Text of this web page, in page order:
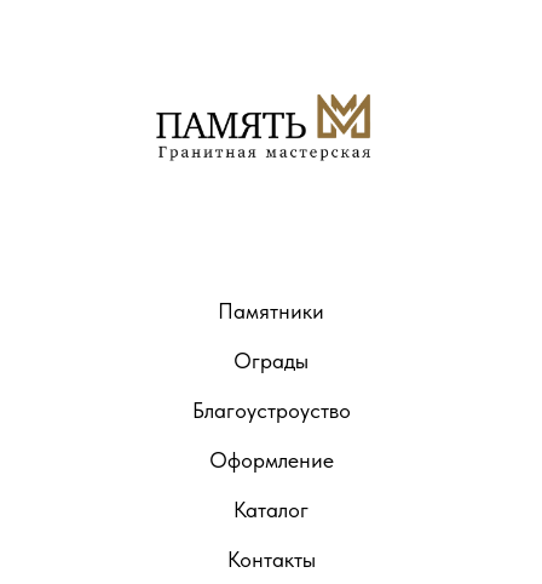
Памятники
Ограды
Благоустроуство
Оформление
Каталог
Контакты